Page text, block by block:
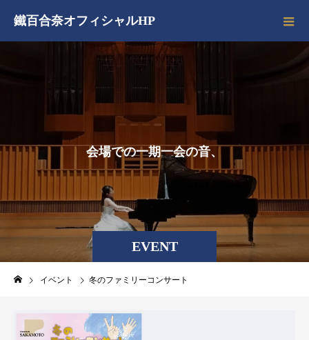
鐵百合奈オフィシャルHP
EVENT
会場での一期一会の音、
イベント 冬のファミリーコンサート